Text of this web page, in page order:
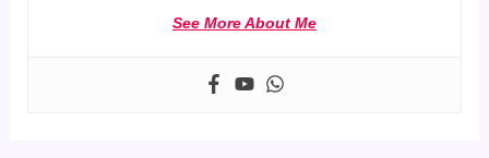
See More About Me